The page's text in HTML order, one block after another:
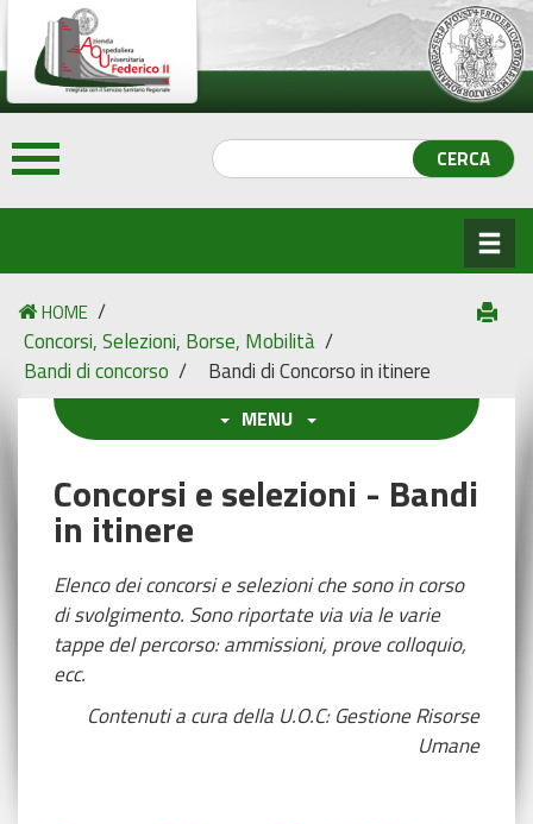
HOME /
Concorsi, Selezioni, Borse, Mobilità /
Bandi di concorso / Bandi di Concorso in itinere
MENU
Concorsi e selezioni - Bandi
in itinere
Elenco dei concorsi e selezioni che sono in corso
di svolgimento. Sono riportate via via le varie
tappe del percorso: ammissioni, prove colloquio,
ecc.
Contenuti a cura della U.O.C: Gestione Risorse
Umane